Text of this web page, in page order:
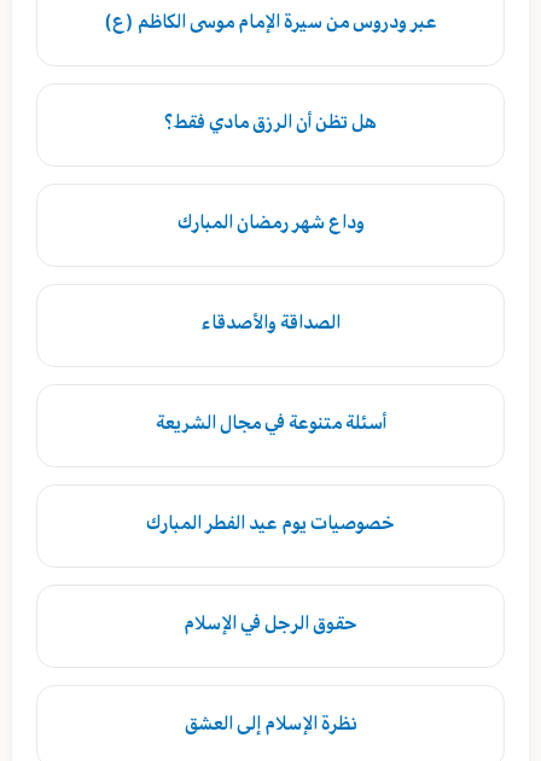
عبر ودروس من سيرة الإمام موسى الكاظم (ع)
هل تظن أن الرزق مادي فقط؟
وداع شهر رمضان المبارك
الصداقة والأصدقاء
أسئلة متنوعة في مجال الشريعة
خصوصيات يوم عيد الفطر المبارك
حقوق الرجل في الإسلام
نظرة الإسلام إلى العشق